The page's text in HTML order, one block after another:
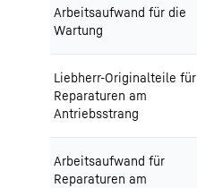
Arbeitsaufwand für die
Wartung
Liebherr-Originalteile für
Reparaturen am
Antriebsstrang
Arbeitsaufwand für
Reparaturen am